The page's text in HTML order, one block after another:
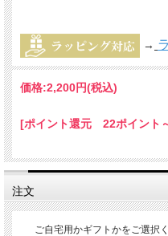
→
価格:2,200円(税込)
[ポイント還元 22ポイント
注文
ご自宅用かギフトかをご選択